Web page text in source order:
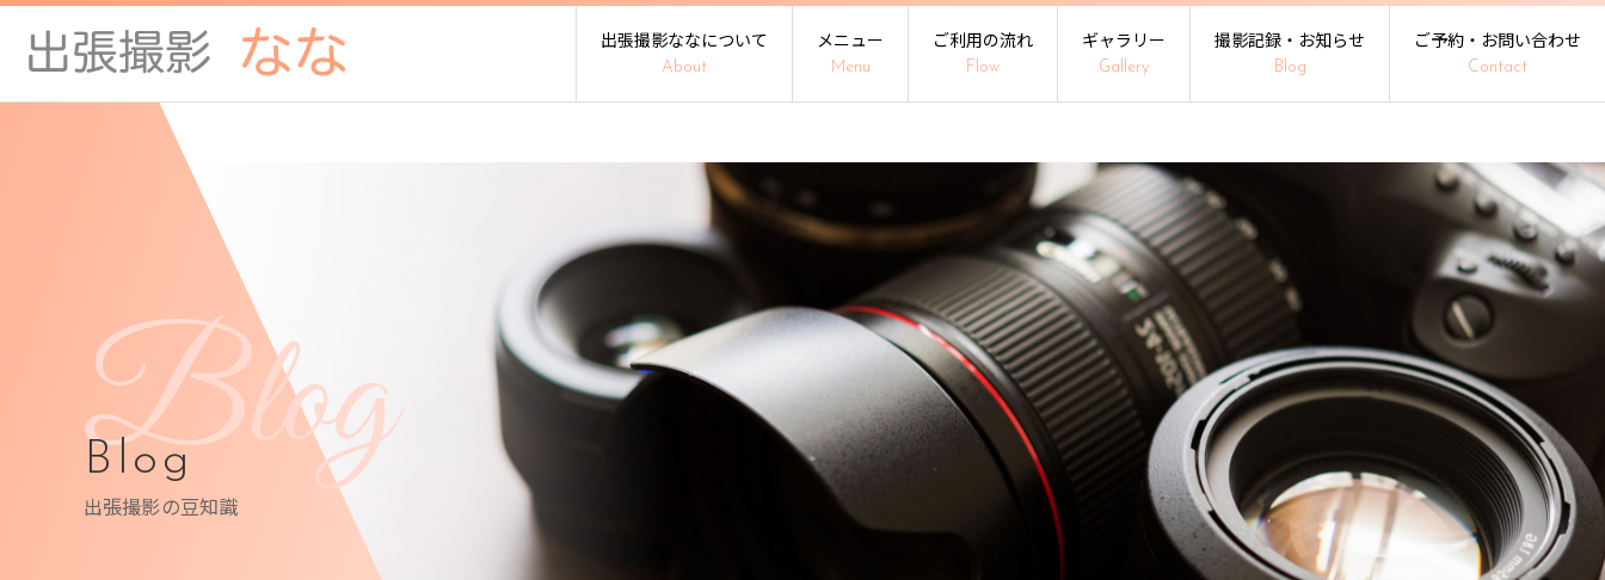
出張撮影ななについて
About
メニュー
Menu
ご利用の流れ
Flow
ギャラリー
Gallery
撮影記録・お知らせ
Blog
ご予約・お問い合わせ
Contact
Blog
Blog
出張撮影の豆知識